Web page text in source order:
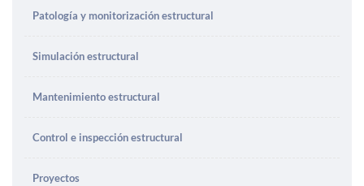
Patología y monitorización estructural
Simulación estructural
Mantenimiento estructural
Control e inspección estructural
Proyectos